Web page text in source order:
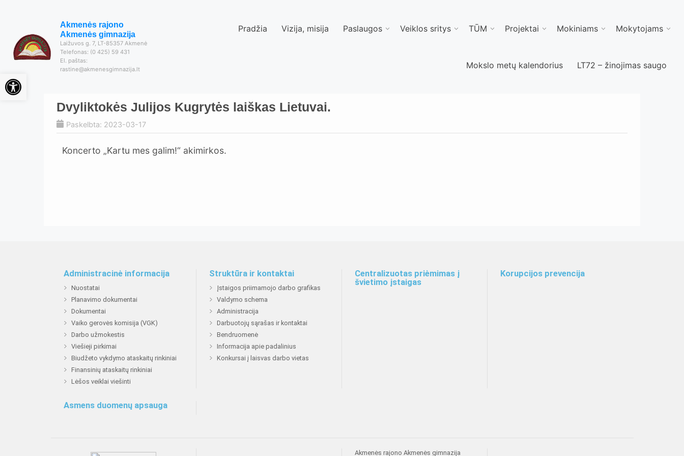
Akmenės rajono
Akmenės gimnazija
Laižuvos g. 7, LT-85357 Akmenė
Telefonas: (0 425) 59 431
El. paštas:
rastine@akmenesgimnazija.lt
Pradžia Vizija, misija Paslaugos Veiklos sritys TŪM Projektai Mokiniams Mokytojams
Mokslo metų kalendorius LT72 – žinojimas saugo
Dvyliktokės Julijos Kugrytės laiškas Lietuvai.
Paskelbta: 2023-03-17
Koncerto „Kartu mes galim!“ akimirkos.
Administracinė informacija
Nuostatai
Planavimo dokumentai
Dokumentai
Vaiko gerovės komisija (VGK)
Darbo užmokestis
Viešieji pirkimai
Biudžeto vykdymo ataskaitų rinkiniai
Finansinių ataskaitų rinkiniai
Lėšos veiklai viešinti
Struktūra ir kontaktai
Įstaigos priimamojo darbo grafikas
Valdymo schema
Administracija
Darbuotojų sąrašas ir kontaktai
Bendruomenė
Informacija apie padalinius
Konkursai į laisvas darbo vietas
Centralizuotas priėmimas į
švietimo įstaigas
Korupcijos prevencija
Asmens duomenų apsauga
Akmenės rajono Akmenės gimnazija
Open toolbar